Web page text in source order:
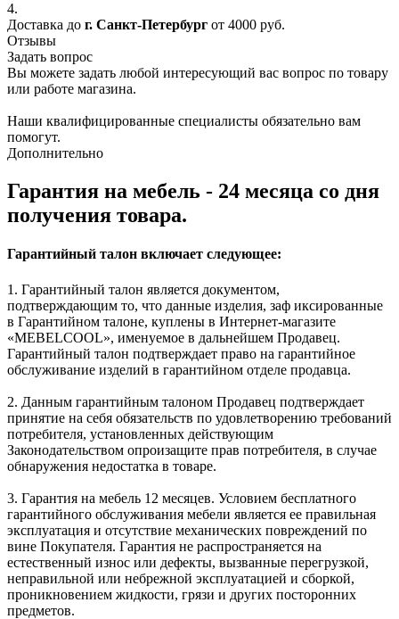
4.
Доставка до г. Санкт-Петербург от 4000 руб.
Отзывы
Задать вопрос
Вы можете задать любой интересующий вас вопрос по товару
или работе магазина.
Наши квалифицированные специалисты обязательно вам
помогут.
Дополнительно
Гарантия на мебель - 24 месяца со дня
получения товара.
Гарантийный талон включает следующее:
1. Гарантийный талон является документом,
подтверждающим то, что данные изделия, заф иксированные
в Гарантийном талоне, куплены в Интернет-магазите
«MEBELCOOL», именуемое в дальнейшем Продавец.
Гарантийный талон подтверждает право на гарантийное
обслуживание изделий в гарантийном отделе продавца.
2. Данным гарантийным талоном Продавец подтверждает
принятие на себя обязательств по удовлетворению требований
потребителя, установленных действующим
Законодательством опроизащите прав потребителя, в случае
обнаружения недостатка в товаре.
3. Гарантия на мебель 12 месяцев. Условием бесплатного
гарантийного обслуживания мебели является ее правильная
эксплуатация и отсутствие механических повреждений по
вине Покупателя. Гарантия не распространяется на
естественный износ или дефекты, вызванные перегрузкой,
неправильной или небрежной эксплуатацией и сборкой,
проникновением жидкости, грязи и других посторонних
предметов.